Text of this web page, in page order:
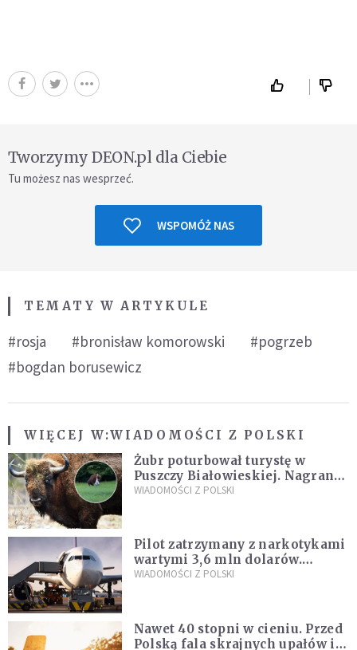
Tworzymy DEON.pl dla Ciebie
Tu możesz nas wesprzeć.
WSPOMÓŻ NAS
TEMATY W ARTYKULE
#rosja #bronisław komorowski
#pogrzeb
#bogdan borusewicz
WIĘCEJ W:WIADOMOŚCI Z POLSKI
Żubr poturbował turystę w
Puszczy Białowieskiej. Nagranie
daje do myślenia
WIADOMOŚCI Z POLSKI
Pilot zatrzymany z narkotykami
wartymi 3,6 mln dolarów.
Śledczy podejrzewają, że latał
WIADOMOŚCI Z POLSKI
Nawet 40 stopni w cieniu. Przed
Polską fala skrajnych upałów i